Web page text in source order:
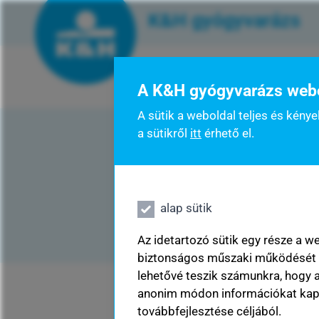
K&H gyógyvarázs
K&H gyógyvarázs jövő gyógyítói
gyógyvarázs kisokos
összes cikk
A K&H gyógyvarázs
A sütik a weboldal teljes és
a sütikről itt érhető el.
alap sütik
Az idetartozó sütik egy része a
biztonságos műszaki
lehetővé teszik számunkra, hogy
anonim módon információkat
továbbfejlesztése céljából.